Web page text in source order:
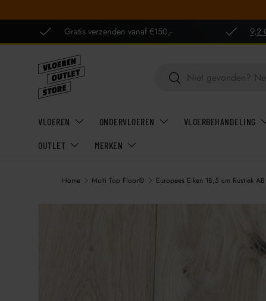
GA NAAR INHOUD
Gratis verzenden vanaf €150,-
9,2
Zoeken
Zoeken
VLOEREN ONDERVLOEREN VLOERBEHANDELING
OUTLET MERKEN
Home Multi Top Floor®